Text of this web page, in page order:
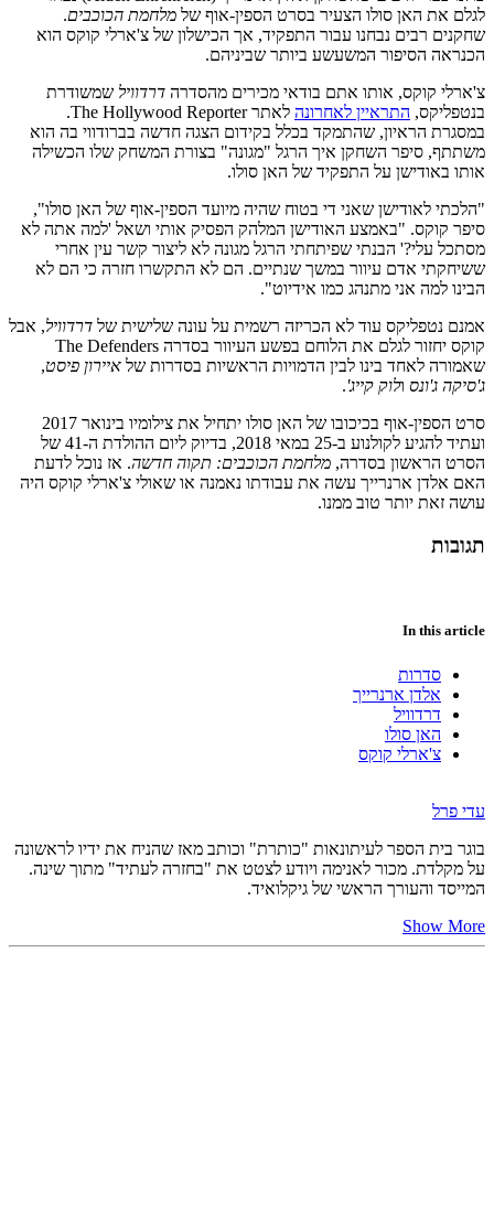
לגלם את האן סולו הצעיר בסרט הספין-אוף של מלחמת הכוכבים.
שחקנים רבים נבחנו עבור התפקיד, אך הכישלון של צ'ארלי קוקס הוא
הכנראה הסיפור המשעשע ביותר שביניהם.
צ'ארלי קוקס, אותו אתם בודאי מכירים מהסדרה דרדוויל שמשודרת
בנטפליקס, התראיין לאחרונה
לאתר The Hollywood Reporter.
במסגרת הראיון, שהתמקד בכלל בקידום הצגה חדשה בברודווי בה הוא
משתתף, סיפר השחקן איך הרגל "מגונה" בצורת המשחק שלו הכשילה
אותו באודישן על התפקיד של האן סולו.
"הלכתי לאודישן שאני די בטוח שהיה מיועד הספין-אוף של האן סולו",
סיפר קוקס. "באמצע האודישן המלהק הפסיק אותי ושאל 'למה אתה לא
מסתכל עלי?' הבנתי שפיתחתי הרגל מגונה לא ליצור קשר עין אחרי
ששיחקתי אדם עיוור במשך שנתיים. הם לא התקשרו חזרה כי הם לא
הבינו למה אני מתנהג כמו אידיוט".
אמנם נטפליקס עוד לא הכריזה רשמית על עונה שלישית של דרדוויל, אבל
קוקס יחזור לגלם את הלוחם בפשע העיוור בסדרה The Defenders
שאמורה לאחד בינו לבין הדמויות הראשיות בסדרות של איירון פיסט,
ג'סיקה ג'ונס ולוק קייג'.
סרט הספין-אוף בכיכובו של האן סולו יתחיל את צילומיו בינואר 2017
ועתיד להגיע לקולנוע ב-25 במאי 2018, בדיוק ליום ההולדת ה-41 של
הסרט הראשון בסדרה, מלחמת הכוכבים: תקוה חדשה. אז נוכל לדעת
האם אלדן ארנרייך עשה את עבודתו נאמנה או שאולי צ'ארלי קוקס היה
עושה זאת יותר טוב ממנו.
תגובות
In this article
סדרות
אלדן ארנרייך
דרדוויל
האן סולו
צ'ארלי קוקס
עדי פרל
בוגר בית הספר לעיתונאות "כותרת" וכותב מאז שהניח את ידיו לראשונה
על מקלדת. מכור לאנימה ויודע לצטט את "בחזרה לעתיד" מתוך שינה.
המייסד והעורך הראשי של גיקלואיד.
Show More